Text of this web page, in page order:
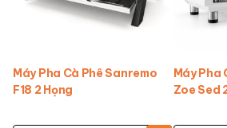
Máy Pha Cà Phê Sanremo
F18 2 Họng
Máy Pha
Zoe Sed